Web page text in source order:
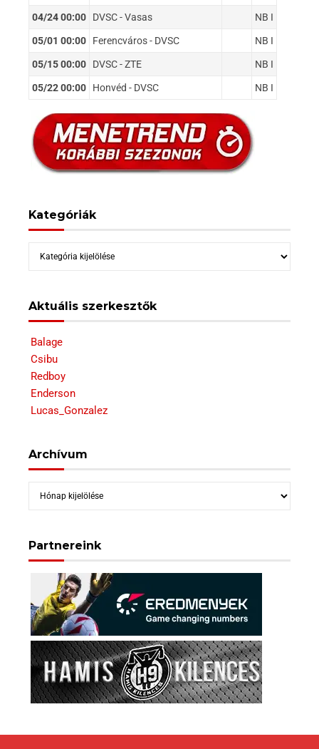
04/24 00:00 DVSC - Vasas NB I
05/01 00:00 Ferencváros - DVSC NB I
05/15 00:00 DVSC - ZTE NB I
05/22 00:00 Honvéd - DVSC NB I
Kategóriák
Kategóriák
Aktuális szerkesztők
Balage
Csibu
Redboy
Enderson
Lucas_Gonzalez
Archívum
Archívum
Partnereink